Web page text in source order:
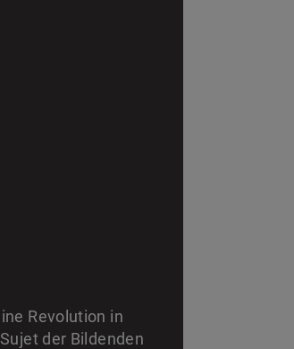
Revolution in
der Bildenden